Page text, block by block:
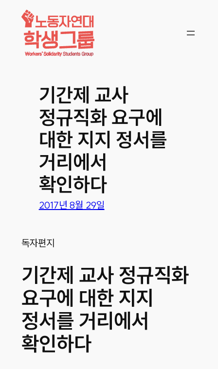
콘텐츠로
바로가기
기간제 교사
정규직화 요구에
대한 지지 정서를
거리에서
확인하다
2017년 8월 29일
독자편지
기간제 교사 정규직화
요구에 대한 지지
정서를 거리에서
확인하다